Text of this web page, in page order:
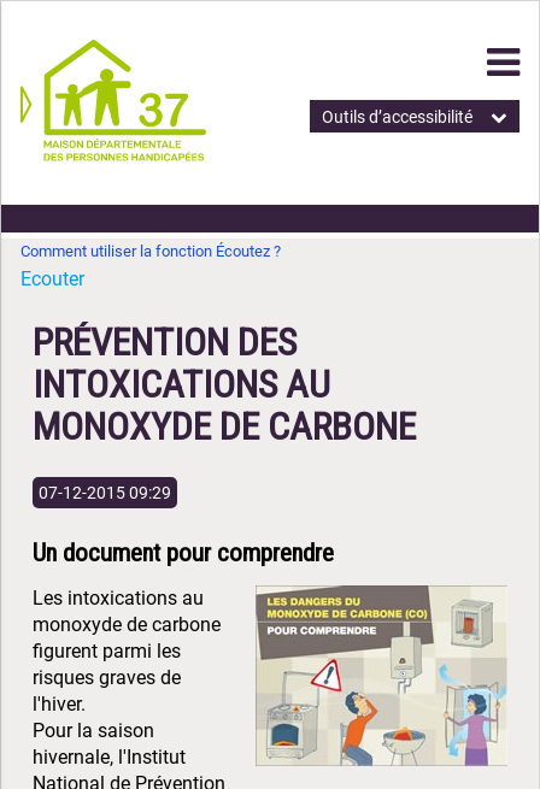
Outils d’accessibilité
Comment utiliser la fonction Écoutez ?
Ecouter
PRÉVENTION DES
INTOXICATIONS AU
MONOXYDE DE CARBONE
07-12-2015 09:29
Un document pour comprendre
Les intoxications au
monoxyde de carbone
figurent parmi les
risques graves de
l'hiver.
Pour la saison
hivernale, l'Institut
National de Prévention